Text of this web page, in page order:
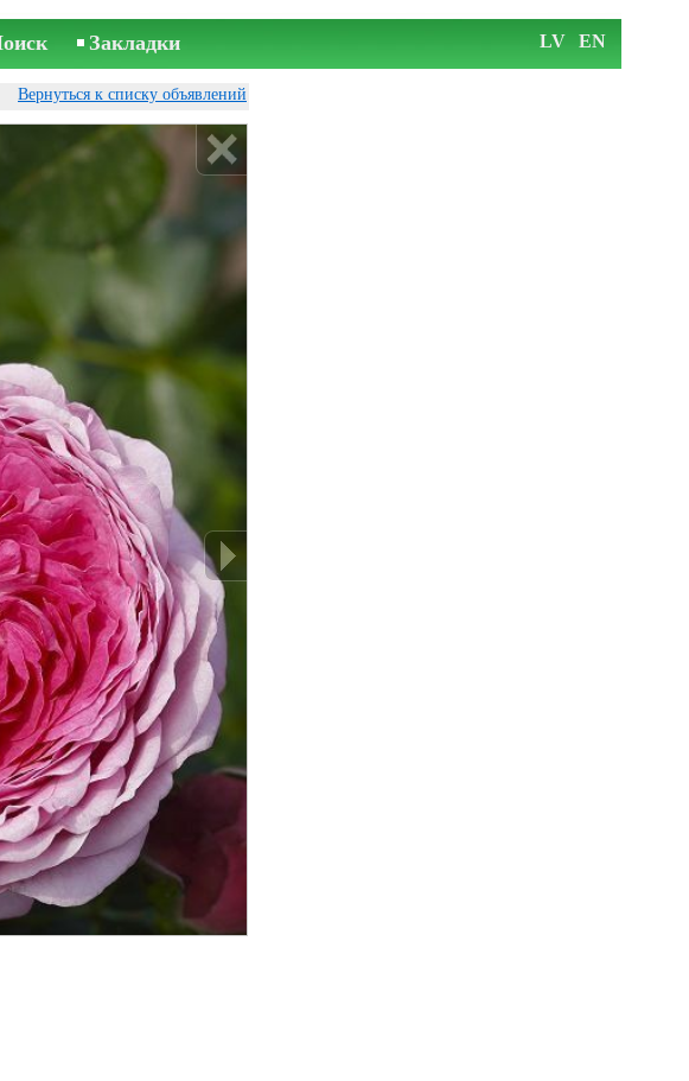
Закладки LV EN
Вернуться к списку объявлений